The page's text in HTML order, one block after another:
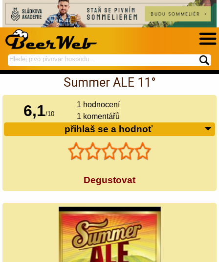
hledej
na
spustí
hledání
Summer ALE 11°
6,1/10
1 hodnocení
1 komentářů
přihlaš se a hodnoť
Degustovat